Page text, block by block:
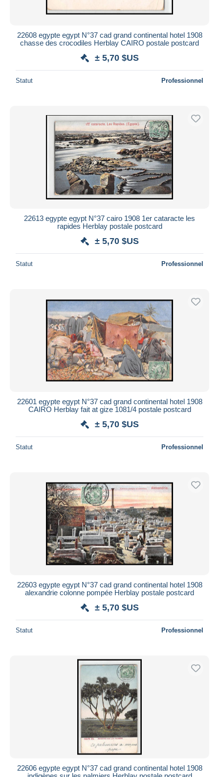
22608 egypte egypt N°37 cad grand continental hotel 1908
chasse des crocodiles Herblay CAIRO postale postcard
± 5,70 $US
Statut Professionnel
22613 egypte egypt N°37 cairo 1908 1er cataracte les
rapides Herblay postale postcard
± 5,70 $US
Statut Professionnel
22601 egypte egypt N°37 cad grand continental hotel 1908
CAIRO Herblay fait at gize 1081/4 postale postcard
± 5,70 $US
Statut Professionnel
22603 egypte egypt N°37 cad grand continental hotel 1908
alexandrie colonne pompée Herblay postale postcard
± 5,70 $US
Statut Professionnel
22606 egypte egypt N°37 cad grand continental hotel 1908